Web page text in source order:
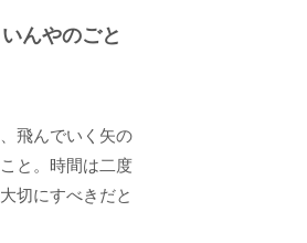
いんやのごと
飛んでいく矢の
と。時間は二度
切にすべきだと